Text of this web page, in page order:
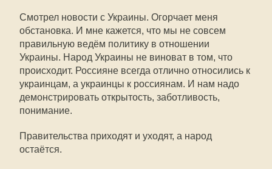
Смотрел новости с Украины. Огорчает меня
обстановка. И мне кажется, что мы не совсем
правильную ведём политику в отношении
Украины. Народ Украины не виноват в том, что
происходит. Россияне всегда отлично относились к
украинцам, а украинцы к россиянам. И нам надо
демонстрировать открытость, заботливость,
понимание.
Правительства приходят и уходят, а народ
остаётся.